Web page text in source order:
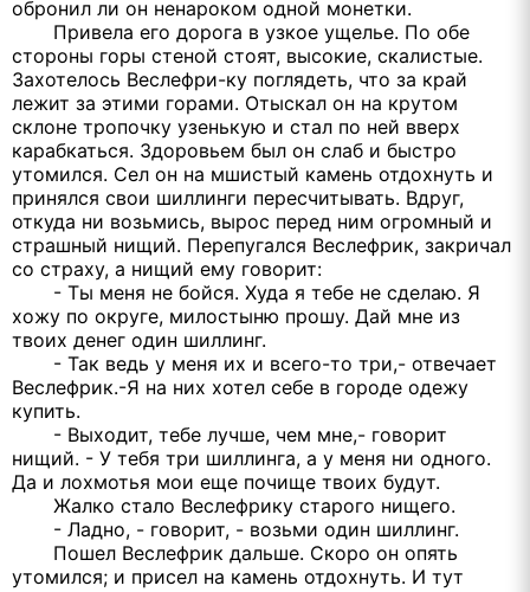
обронил ли он ненароком одной монетки.
Привела его дорога в узкое ущелье. По обе
стороны горы стеной стоят, высокие, скалистые.
Захотелось Веслефри-ку поглядеть, что за край
лежит за этими горами. Отыскал он на крутом
склоне тропочку узенькую и стал по ней вверх
карабкаться. Здоровьем был он слаб и быстро
утомился. Сел он на мшистый камень отдохнуть и
принялся свои шиллинги пересчитывать. Вдруг,
откуда ни возьмись, вырос перед ним огромный и
страшный нищий. Перепугался Веслефрик, закричал
со страху, а нищий ему говорит:
- Ты меня не бойся. Худа я тебе не сделаю. Я
хожу по округе, милостыню прошу. Дай мне из
твоих денег один шиллинг.
- Так ведь у меня их и всего-то три,- отвечает
Веслефрик.-Я на них хотел себе в городе одежу
купить.
- Выходит, тебе лучше, чем мне,- говорит
нищий. - У тебя три шиллинга, а у меня ни одного.
Да и лохмотья мои еще почище твоих будут.
Жалко стало Веслефрику старого нищего.
- Ладно, - говорит, - возьми один шиллинг.
Пошел Веслефрик дальше. Скоро он опять
утомился; и присел на камень отдохнуть. И тут